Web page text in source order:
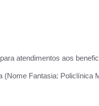
atendimentos aos
(Nome Fantasia: Policlínica